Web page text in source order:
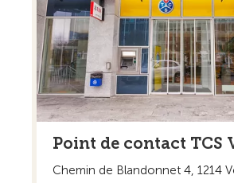
Point de contact TCS
Chemin de Blandonnet 4, 1214